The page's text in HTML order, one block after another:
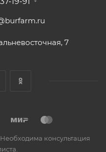
7
консультация